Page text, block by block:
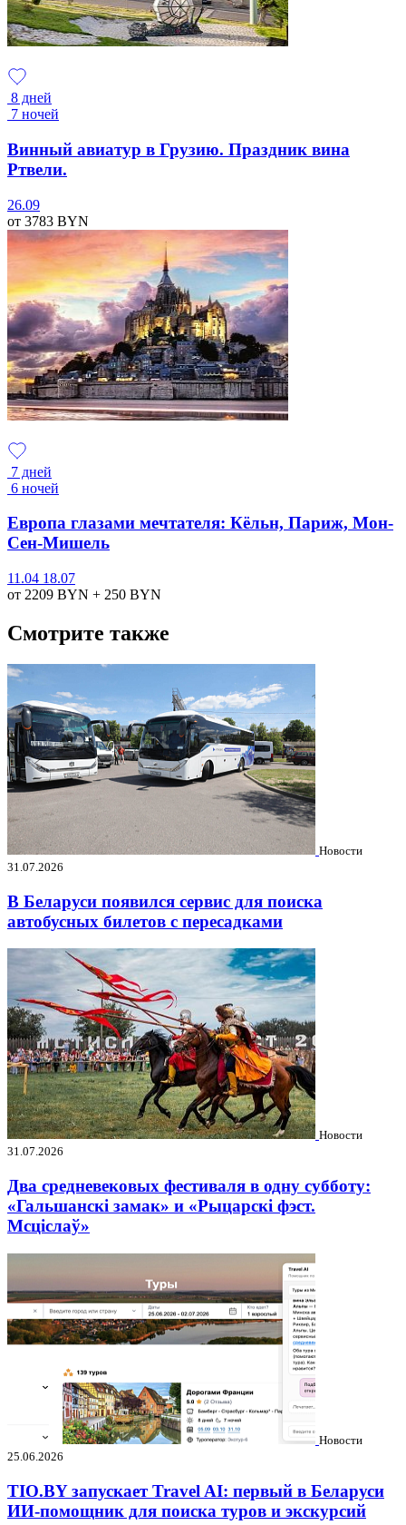
8 дней
7 ночей
Винный авиатур в Грузию. Праздник вина
Ртвели.
26.09
от 3783 BYN
7 дней
6 ночей
Европа глазами мечтателя: Кёльн, Париж, Мон-
Сен-Мишель
11.04 18.07
от 2209 BYN + 250 BYN
Смотрите также
Новости
31.07.2026
В Беларуси появился сервис для поиска
автобусных билетов с пересадками
Новости
31.07.2026
Два средневековых фестиваля в одну субботу:
«Гальшанскі замак» и «Рыцарскі фэст.
Мсціслаў»
Новости
25.06.2026
TIO.BY запускает Travel AI: первый в Беларуси
ИИ-помощник для поиска туров и экскурсий